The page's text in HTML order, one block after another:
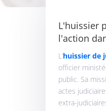
L'huissier
l'action
L’huissier de
officier
public. Sa
actes
extra-